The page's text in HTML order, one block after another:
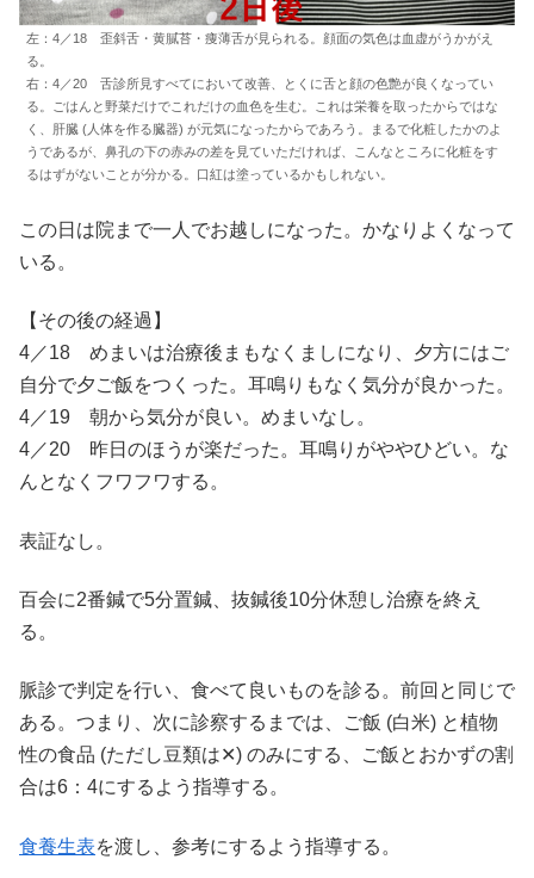
左：4／18 歪斜舌・黄膩苔・痩薄舌が見られる。顔面の気色は血虚がうかがえ
る。
右：4／20 舌診所見すべてにおいて改善、とくに舌と顔の色艶が良くなってい
る。ごはんと野菜だけでこれだけの血色を生む。これは栄養を取ったからではな
く、肝臓 (人体を作る臓器) が元気になったからであろう。まるで化粧したかのよ
うであるが、鼻孔の下の赤みの差を見ていただければ、こんなところに化粧をす
るはずがないことが分かる。口紅は塗っているかもしれない。
この日は院まで一人でお越しになった。かなりよくなって
いる。
【その後の経過】
4／18 めまいは治療後まもなくましになり、夕方にはご
自分で夕ご飯をつくった。耳鳴りもなく気分が良かった。
4／19 朝から気分が良い。めまいなし。
4／20 昨日のほうが楽だった。耳鳴りがややひどい。な
んとなくフワフワする。
表証なし。
百会に2番鍼で5分置鍼、抜鍼後10分休憩し治療を終え
る。
脈診で判定を行い、食べて良いものを診る。前回と同じで
ある。つまり、次に診察するまでは、ご飯 (白米) と植物
性の食品 (ただし豆類は✕) のみにする、ご飯とおかずの割
合は6：4にするよう指導する。
食養生表を渡し、参考にするよう指導する。